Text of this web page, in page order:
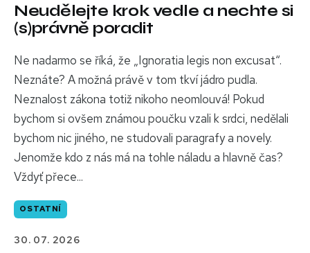
Neudělejte krok vedle a nechte si
(s)právně poradit
Ne nadarmo se říká, že „Ignoratia legis non excusat“.
Neznáte? A možná právě v tom tkví jádro pudla.
Neznalost zákona totiž nikoho neomlouvá! Pokud
bychom si ovšem známou poučku vzali k srdci, nedělali
bychom nic jiného, ne studovali paragrafy a novely.
Jenomže kdo z nás má na tohle náladu a hlavně čas?
Vždyť přece...
OSTATNÍ
30. 07. 2026